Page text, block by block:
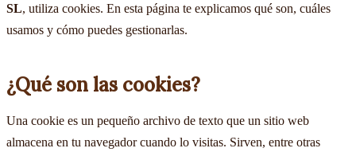
SL, utiliza cookies. En esta página te explicamos qué son, cuáles
usamos y cómo puedes gestionarlas.
¿Qué son las cookies?
Una cookie es un pequeño archivo de texto que un sitio web
almacena en tu navegador cuando lo visitas. Sirven, entre otras